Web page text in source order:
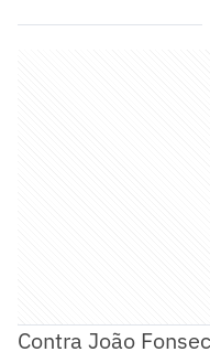
Contra João